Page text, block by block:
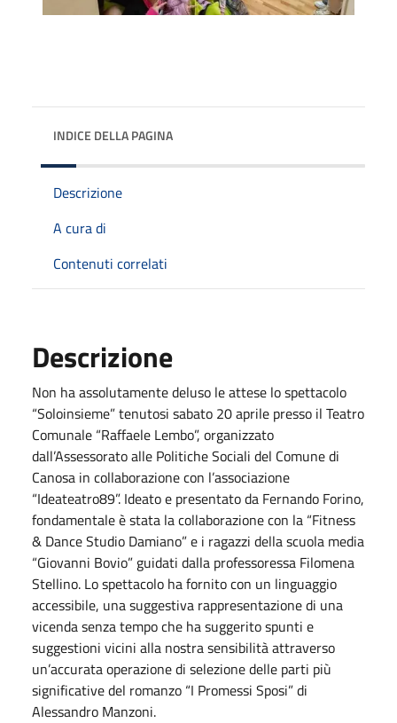
INDICE DELLA PAGINA
Descrizione
A cura di
Contenuti correlati
Descrizione
Non ha assolutamente deluso le attese lo spettacolo
“Soloinsieme” tenutosi sabato 20 aprile presso il Teatro
Comunale “Raffaele Lembo”, organizzato
dall’Assessorato alle Politiche Sociali del Comune di
Canosa in collaborazione con l’associazione
“Ideateatro89”. Ideato e presentato da Fernando Forino,
fondamentale è stata la collaborazione con la “Fitness
& Dance Studio Damiano” e i ragazzi della scuola media
“Giovanni Bovio” guidati dalla professoressa Filomena
Stellino. Lo spettacolo ha fornito con un linguaggio
accessibile, una suggestiva rappresentazione di una
vicenda senza tempo che ha suggerito spunti e
suggestioni vicini alla nostra sensibilità attraverso
un’accurata operazione di selezione delle parti più
significative del romanzo “I Promessi Sposi” di
Alessandro Manzoni.